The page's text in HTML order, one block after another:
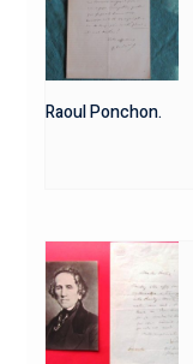
Raoul Ponchon.